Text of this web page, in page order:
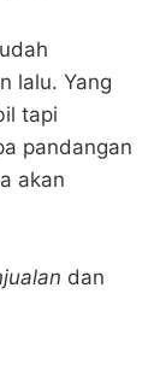
lalu. Yang
tapi
pandangan
akan
dan